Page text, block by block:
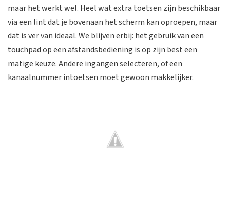
maar het werkt wel. Heel wat extra toetsen zijn beschikbaar
via een lint dat je bovenaan het scherm kan oproepen, maar
dat is ver van ideaal. We blijven erbij: het gebruik van een
touchpad op een afstandsbediening is op zijn best een
matige keuze. Andere ingangen selecteren, of een
kanaalnummer intoetsen moet gewoon makkelijker.